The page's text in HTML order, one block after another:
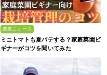
農業ニュース
ミニトマトも夏バテする？家庭菜園ビ
ギナーがコツを聞いてみた